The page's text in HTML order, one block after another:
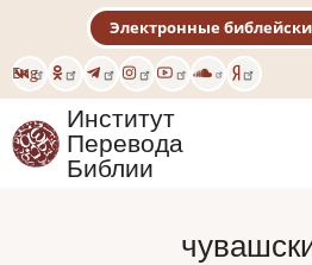
основному
содержанию
Eng
Электронные
Институт
Перевода
Библии